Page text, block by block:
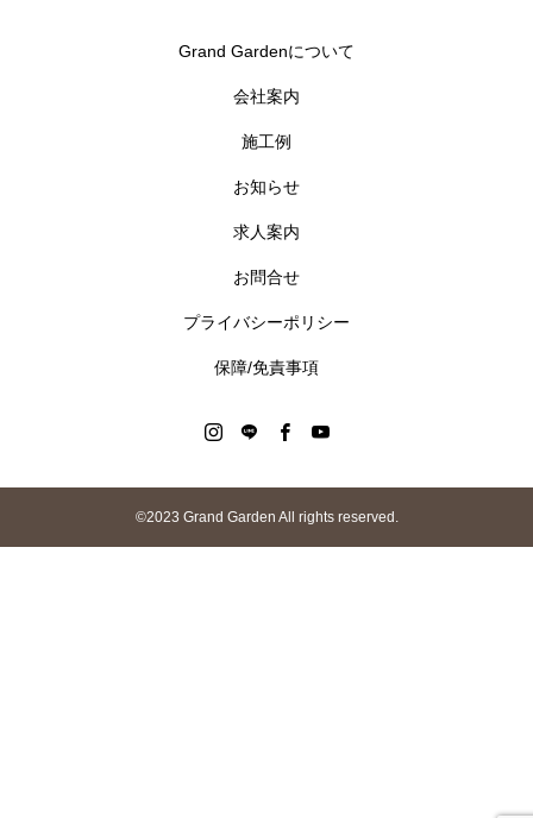
Grand Gardenについて
会社案内
施工例
お知らせ
求人案内
お問合せ
プライバシーポリシー
保障/免責事項
©︎2023 Grand Garden All rights reserved.